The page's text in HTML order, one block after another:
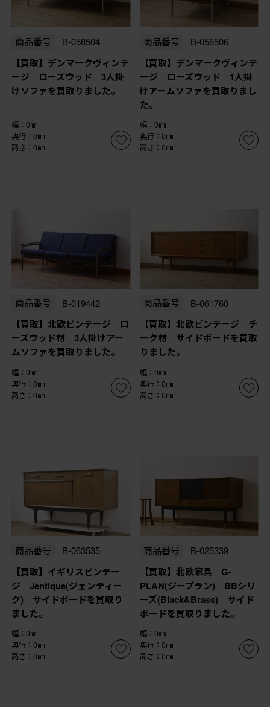
商品番号 B-058504
【買取】デンマークヴィンテ
ージ ローズウッド 3人掛
けソファを買取りました。
幅：0㎜
奥行：0㎜
高さ：0㎜
商品番号 B-058506
【買取】デンマークヴィンテ
ージ ローズウッド 1人掛
けアームソファを買取りまし
た。
幅：0㎜
奥行：0㎜
高さ：0㎜
商品番号 B-019442
【買取】北欧ビンテージ ロ
ーズウッド材 3人掛けアー
ムソファを買取りました。
幅：0㎜
奥行：0㎜
高さ：0㎜
商品番号 B-061760
【買取】北欧ビンテージ チ
ーク材 サイドボードを買取
りました。
幅：0㎜
奥行：0㎜
高さ：0㎜
商品番号 B-063535
【買取】イギリスビンテー
ジ Jentique(ジェンティー
ク) サイドボードを買取り
ました。
幅：0㎜
奥行：0㎜
高さ：0㎜
商品番号 B-025339
【買取】北欧家具 G-
PLAN(ジープラン) BBシリ
ーズ(Black&Brass) サイド
ボードを買取りました。
幅：0㎜
奥行：0㎜
高さ：0㎜